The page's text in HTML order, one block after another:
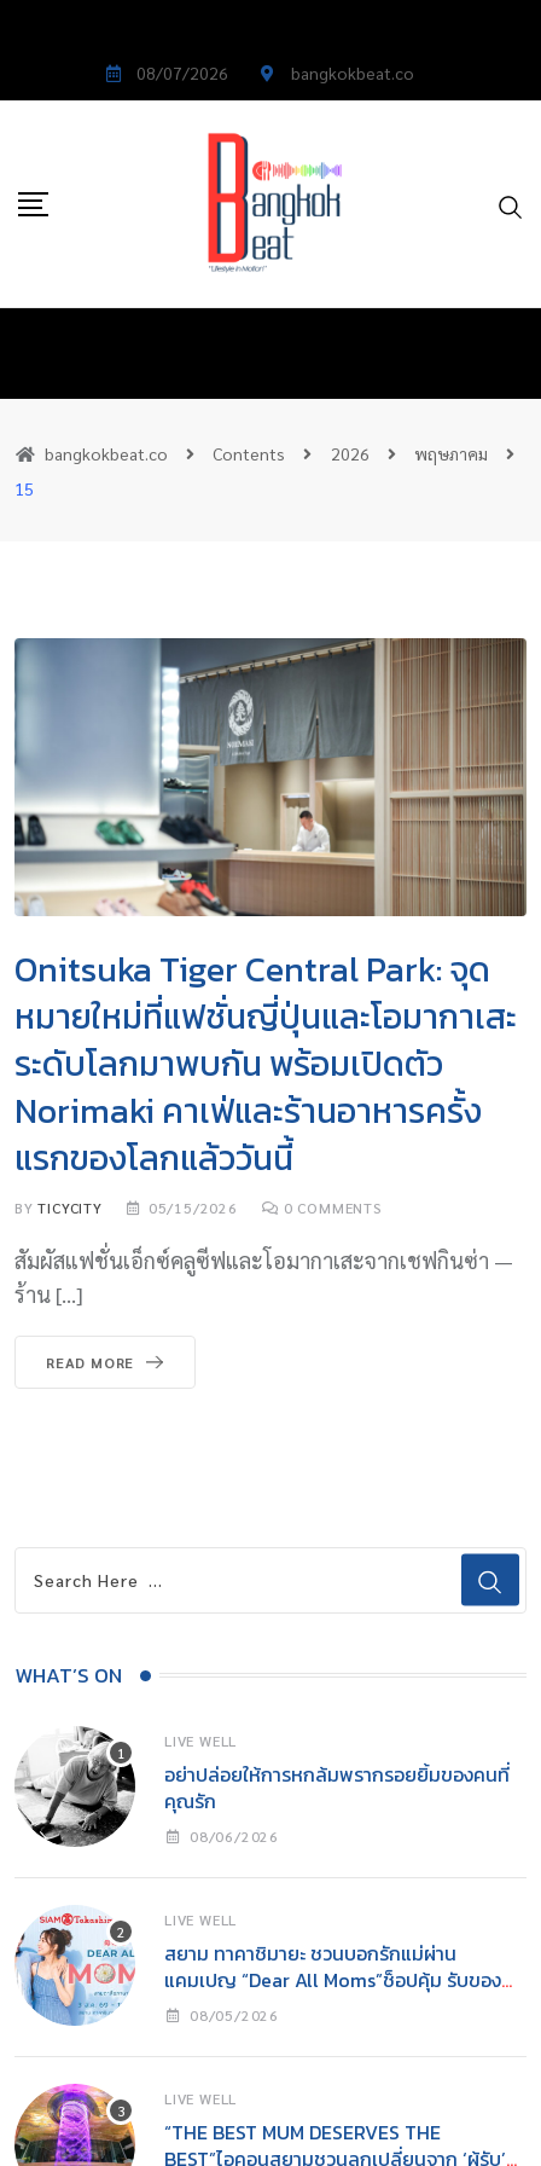
08/07/2026 bangkokbeat.co
bangkokbeat.co Contents 2026
พฤษภาคม
15
Onitsuka Tiger Central Park: จุด
หมายใหม่ที่แฟชั่นญี่ปุ่นและโอมากาเสะ
ระดับโลกมาพบกัน พร้อมเปิดตัว
Norimaki คาเฟ่และร้านอาหารครั้ง
แรกของโลกแล้ววันนี้
BYTICYCITY 05/15/2026 0 COMMENTS
สัมผัสแฟชั่นเอ็กซ์คลูซีฟและโอมากาเสะจากเชฟกินซ่า —
ร้าน […]
READ MORE
WHAT’S ON
LIVE WELL
อย่าปล่อยให้การหกล้มพรากรอยยิ้มของคนที่
คุณรัก
08/06/2026
LIVE WELL
สยาม ทาคาชิมายะ ชวนบอกรักแม่ผ่าน
แคมเปญ “Dear All Moms”ช็อปคุ้ม รับของ
ขวัญ พร้อมกิจกรรมสุดอบอุ่นวันแม่
08/05/2026
LIVE WELL
“THE BEST MUM DESERVES THE
BEST”ไอคอนสยามชวนลูกเปลี่ยนจาก ‘ผู้รับ’